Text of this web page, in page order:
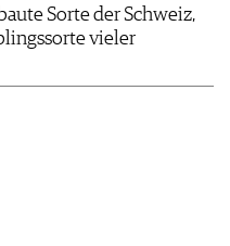
Sorte der Schweiz,
vieler